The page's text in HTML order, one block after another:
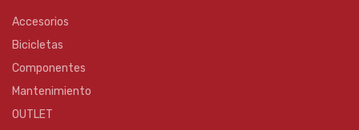
Accesorios
Bicicletas
Componentes
Mantenimiento
OUTLET